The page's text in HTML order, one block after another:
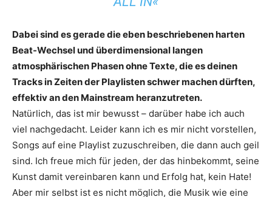
Dabei sind es gerade die eben beschriebenen harten
Beat-Wechsel und überdimensional langen
atmosphärischen Phasen ohne Texte, die es deinen
Tracks in Zeiten der Playlisten schwer machen dürften,
effektiv an den Mainstream heranzutreten.
Natürlich, das ist mir bewusst – darüber habe ich auch
viel nachgedacht. Leider kann ich es mir nicht vorstellen,
Songs auf eine Playlist zuzuschreiben, die dann auch geil
sind. Ich freue mich für jeden, der das hinbekommt, seine
Kunst damit vereinbaren kann und Erfolg hat, kein Hate!
Aber mir selbst ist es nicht möglich, die Musik wie eine